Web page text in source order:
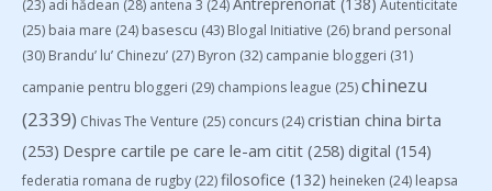
(23) adi hădean (28) antena 3 (24)
Autenticitate
(25) baia mare (24) basescu (43) Blogal Initiative (26) brand personal
(30) Brandu’ lu’ Chinezu’ (27) Byron (32) campanie bloggeri (31)
campanie pentru bloggeri (29) champions league (25)chinezu
(2339) Chivas The Venture (25) concurs (24)cristian china birta
(253) Despre cartile pe care le-am citit (258) digital (154)
federatia romana de rugby (22)filosofice (132) heineken (24) leapsa